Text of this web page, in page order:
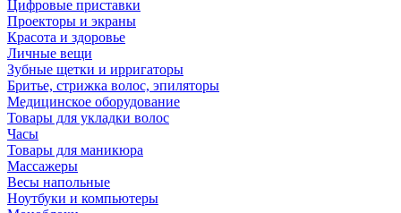
Цифровые приставки
Проекторы и экраны
Красота и здоровье
Личные вещи
Зубные щетки и ирригаторы
Бритье, стрижка волос, эпиляторы
Медицинское оборудование
Товары для укладки волос
Часы
Товары для маникюра
Массажеры
Весы напольные
Ноутбуки и компьютеры